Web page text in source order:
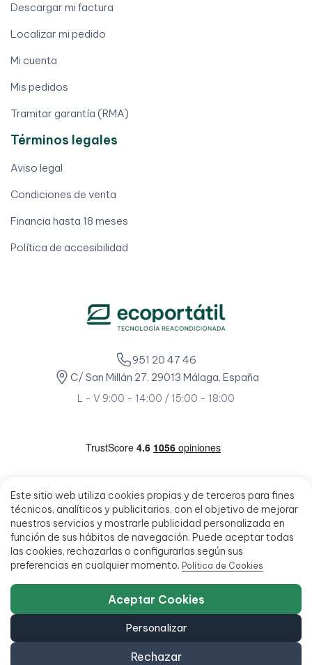
Este sitio web utiliza cookies propias y de terceros para fines
técnicos, analíticos y publicitarios, con el objetivo de mejorar
nuestros servicios y mostrarle publicidad personalizada en
función de sus hábitos de navegación. Puede aceptar todas
las cookies, rechazarlas o configurarlas según sus
preferencias en cualquier momento. Política de Cookies
Rechazar
Personalizar
Aceptar Cookies
Descargar mi factura
Localizar mi pedido
Mi cuenta
Mis pedidos
Tramitar garantía (RMA)
Términos legales
Aviso legal
Condiciones de venta
Financia hasta 18 meses
Política de accesibilidad
951 20 47 46
C/ San Millán 27, 29013 Málaga, España
L - V 9:00 - 14:00 / 15:00 - 18:00
© 2026 - Ecoportatil - Todos los derechos reservados